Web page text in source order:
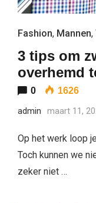
Fashion, Mannen,
3 tips om
overhemd
0 1626
admin maart 11,
Op het werk loop
Toch kunnen we
zeker niet …